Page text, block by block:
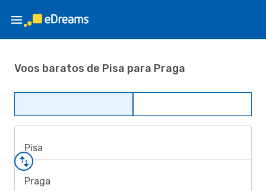
Voos baratos de Pisa para Praga
Pisa
Praga